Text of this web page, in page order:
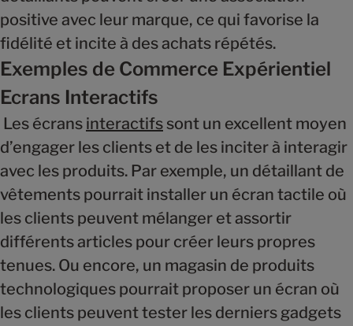
positive avec leur marque, ce qui favorise la
fidélité et incite à des achats répétés.
Exemples de Commerce Expérientiel
Ecrans Interactifs
Les écrans interactifs sont un excellent moyen
d’engager les clients et de les inciter à interagir
avec les produits. Par exemple, un détaillant de
vêtements pourrait installer un écran tactile où
les clients peuvent mélanger et assortir
différents articles pour créer leurs propres
tenues. Ou encore, un magasin de produits
technologiques pourrait proposer un écran où
les clients peuvent tester les derniers gadgets